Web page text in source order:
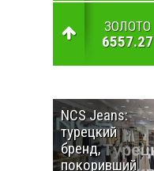
ЗОЛОТО
6557.27
NCS Jeans:
турецкий
бренд,
покоривший